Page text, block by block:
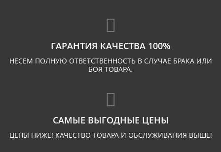
ГАРАНТИЯ КАЧЕСТВА 100%
НЕСЕМ ПОЛНУЮ ОТВЕТСТВЕННОСТЬ В СЛУЧАЕ БРАКА ИЛИ
БОЯ ТОВАРА.
САМЫЕ ВЫГОДНЫЕ ЦЕНЫ
ЦЕНЫ НИЖЕ! КАЧЕСТВО ТОВАРА И ОБСЛУЖИВАНИЯ ВЫШЕ!